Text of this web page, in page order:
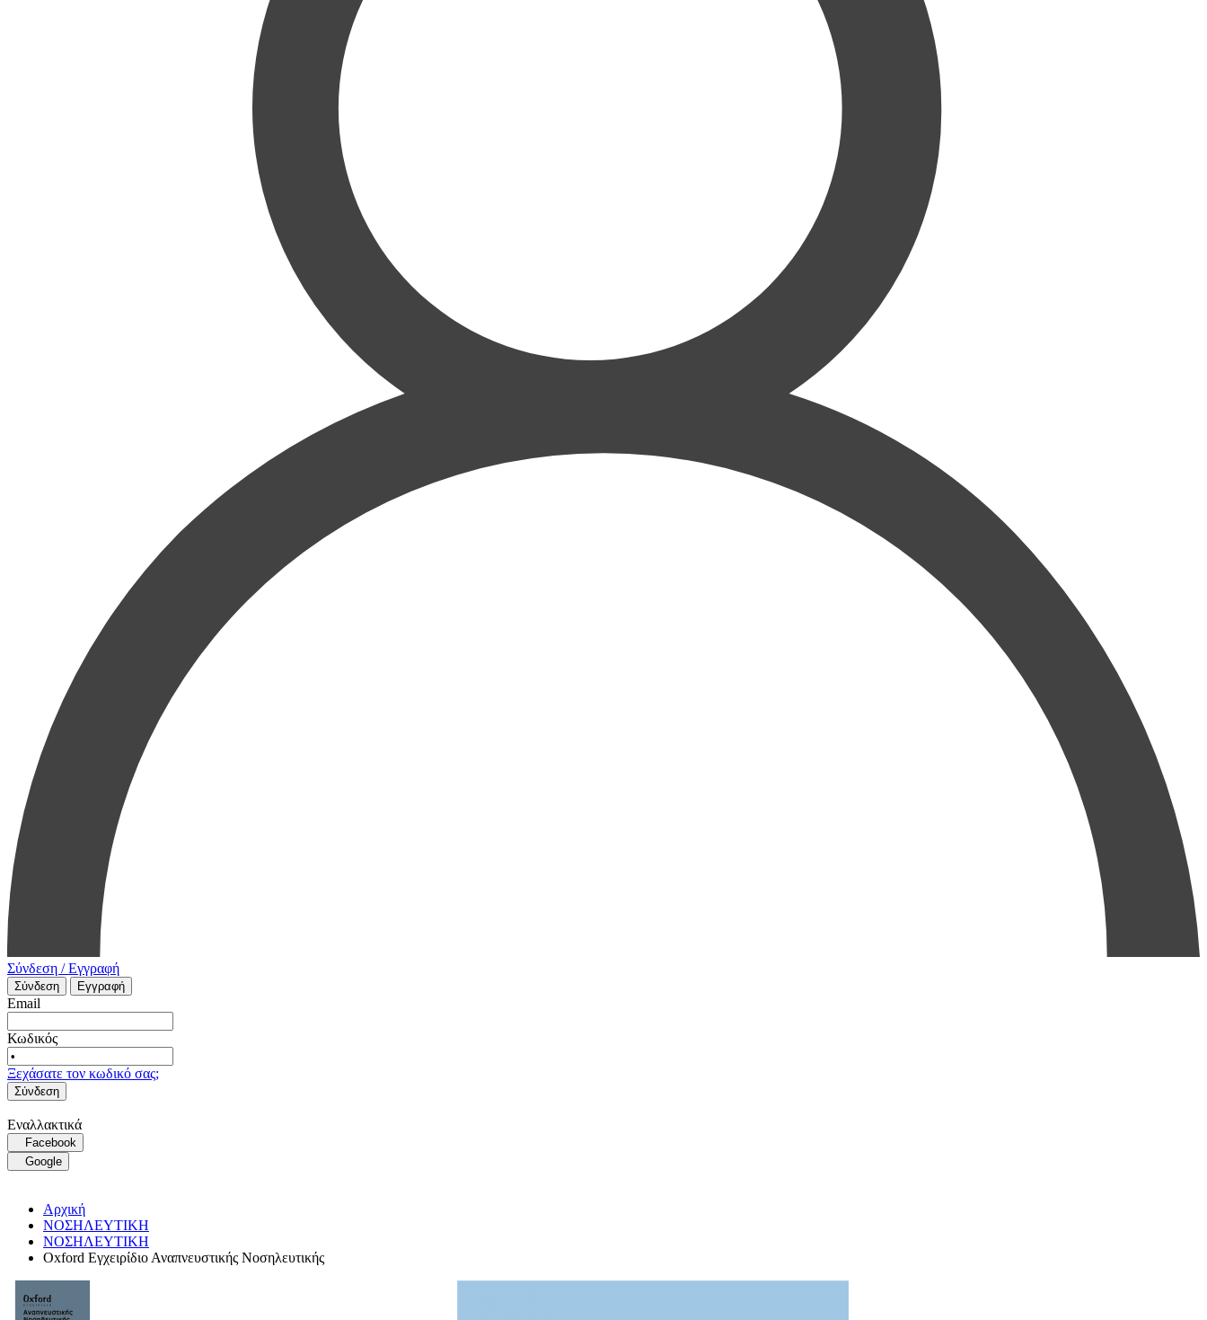
Σύνδεση / Εγγραφή
Σύνδεση Εγγραφή
Email
Κωδικός
Ξεχάσατε τον κωδικό σας;
Σύνδεση
Εναλλακτικά
Facebook
Google
Αρχική
ΝΟΣΗΛΕΥΤΙΚΗ
ΝΟΣΗΛΕΥΤΙΚΗ
Oxford Εγχειρίδιο Αναπνευστικής Νοσηλευτικής